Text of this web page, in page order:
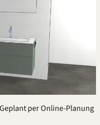
per Online-Planung